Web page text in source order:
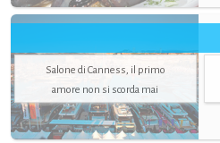
Salone di Canness, il primo
amore non si scorda mai